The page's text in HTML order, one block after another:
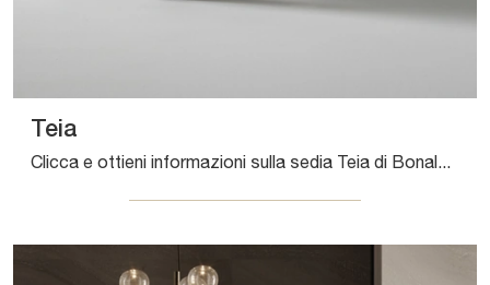
Teia
Clicca e ottieni informazioni sulla sedia Teia di Bonaldo in tessuto: le più belle Sedie fisse design ti attendono.